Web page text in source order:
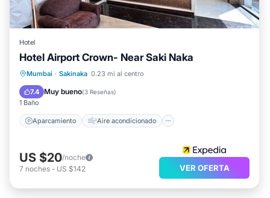
Hotel
Hotel Airport Crown- Near Saki Naka
Mumbai · Sakinaka 0.23 mi al centro
7.4 Muy bueno(3 Reseñas)
1 Baño
Aparcamiento Aire acondicionado
Aparcamiento
Aire acondicionado
Internet
Apto para niños
US $20/noche
7 noches - US $142 VER OFERTA